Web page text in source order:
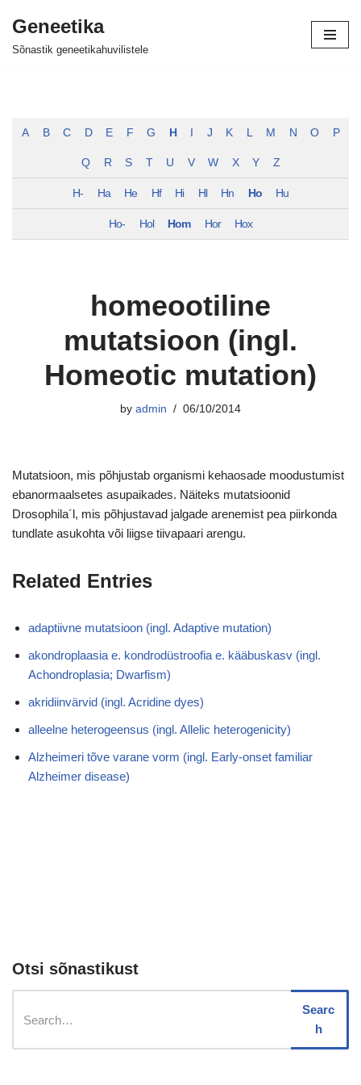
Skip
Geneetika
Sõnastik geneetikahuvilistele
A B C D E F G H J K L M N O P
Q R S T U V W X Y Z
H- Ha He Hf Hi Hl Hn Ho Hu
Ho- Hol Hom Hor Hox
homeootiline
mutatsioon (ingl.
Homeotic mutation)
by admin 06/10/2014
Mutatsioon, mis põhjustab organismi kehaosade moodustumist
ebanormaalsetes asupaikades. Näiteks mutatsioonid
Drosophila´l, mis põhjustavad jalgade arenemist pea piirkonda
tundlate asukohta või liigse tiivapaari arengu.
Related Entries
adaptiivne mutatsioon (ingl. Adaptive mutation)
akondroplaasia e. kondrodüstroofia e. kääbuskasv (ingl.
Achondroplasia; Dwarfism)
akridiinvärvid (ingl. Acridine dyes)
alleelne heterogeensus (ingl. Allelic heterogenicity)
Alzheimeri tõve varane vorm (ingl. Early-onset familiar
Alzheimer disease)
Otsi sõnastikust
Searc
h